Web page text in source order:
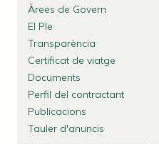
Àrees de Govern
El Ple
Transparència
Certificat de viatge
Documents
Perfil del contractant
Publicacions
Tauler d'anuncis